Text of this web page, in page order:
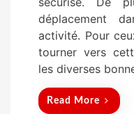
o
n
déplacement
activité. Pour
tourner vers
les diverses
Read More